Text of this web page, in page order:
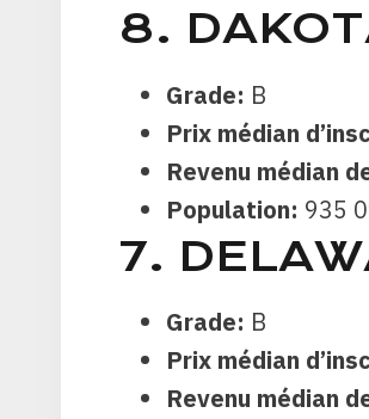
8.
Grade: B
Prix ​​médian
Revenu médian
Population: 935
7.
Grade: B
Prix ​​médian
Revenu médian